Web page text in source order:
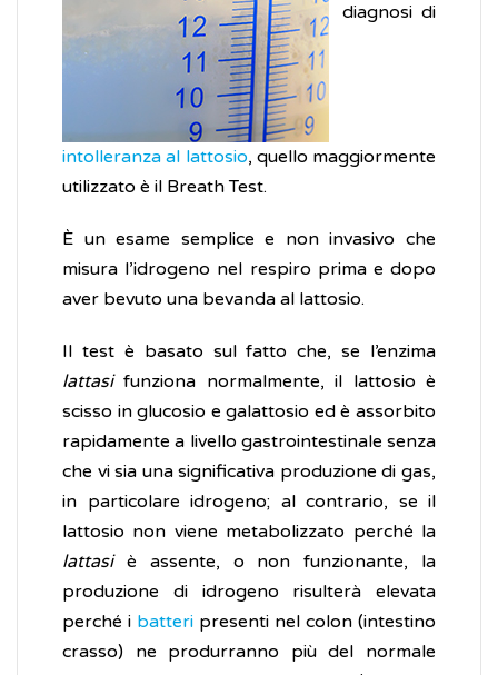
diagnosi di
intolleranza al lattosio, quello maggiormente
utilizzato è il Breath Test.
È un esame semplice e non invasivo che
misura l’idrogeno nel respiro prima e dopo
aver bevuto una bevanda al lattosio.
Il test è basato sul fatto che, se l’enzima
lattasifunziona normalmente, il lattosio è
scisso in glucosio e galattosio ed è assorbito
rapidamente a livello gastrointestinale senza
che vi sia una significativa produzione di gas,
in particolare idrogeno; al contrario, se il
lattosio non viene metabolizzato perché la
lattasiè assente, o non funzionante, la
produzione di idrogeno risulterà elevata
perché i batteri presenti nel colon (intestino
crasso) ne produrranno più del normale